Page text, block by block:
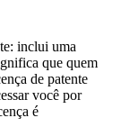
inclui uma
que quem
de patente
você por
é